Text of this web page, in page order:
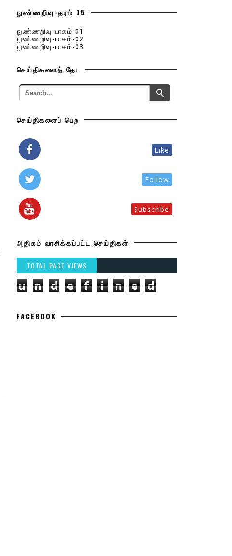
நுண்ணறிவு-தரம் 05
நுண்ணறிவு-பாகம்-01
நுண்ணறிவு-பாகம்-02
நுண்ணறிவு-பாகம்-03
செய்திகளைத் தேட
செய்திகளைப் பெற
Like
Follow
Subscribe
அதிகம் வாசிக்கப்பட்ட செய்திகள்
TOTAL PAGE VIEWS
u n d e f i n e d
FACEBOOK